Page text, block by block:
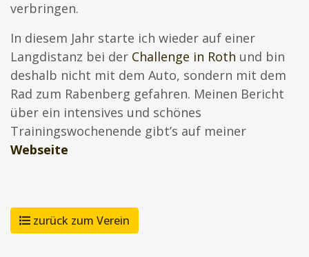
verbringen.
In diesem Jahr starte ich wieder auf einer
Langdistanz bei der Challenge in Roth und bin
deshalb nicht mit dem Auto, sondern mit dem
Rad zum Rabenberg gefahren. Meinen Bericht
über ein intensives und schönes
Trainingswochenende gibt’s auf meiner
Webseite
zurück zum Verein